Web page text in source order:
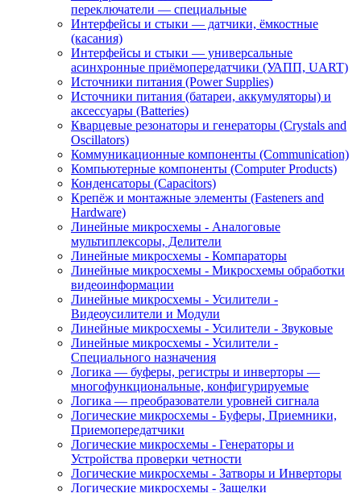
переключатели — специальные
Интерфейсы и стыки — датчики, ёмкостные
(касания)
Интерфейсы и стыки — универсальные
асинхронные приёмопередатчики (УАПП, UART)
Источники питания (Power Supplies)
Источники питания (батареи, аккумуляторы) и
аксессуары (Batteries)
Кварцевые резонаторы и генераторы (Crystals and
Oscillators)
Коммуникационные компоненты (Communication)
Компьютерные компоненты (Computer Products)
Конденсаторы (Capacitors)
Крепёж и монтажные элементы (Fasteners and
Hardware)
Линейные микросхемы - Аналоговые
мультиплексоры, Делители
Линейные микросхемы - Компараторы
Линейные микросхемы - Микросхемы обработки
видеоинформации
Линейные микросхемы - Усилители -
Видеоусилители и Модули
Линейные микросхемы - Усилители - Звуковые
Линейные микросхемы - Усилители -
Специального назначения
Логика — буферы, регистры и инверторы —
многофункциональные, конфигурируемые
Логика — преобразователи уровней сигнала
Логические микросхемы - Буферы, Приемники,
Приемопередатчики
Логические микросхемы - Генераторы и
Устройства проверки четности
Логические микросхемы - Затворы и Инверторы
Логические микросхемы - Защелки